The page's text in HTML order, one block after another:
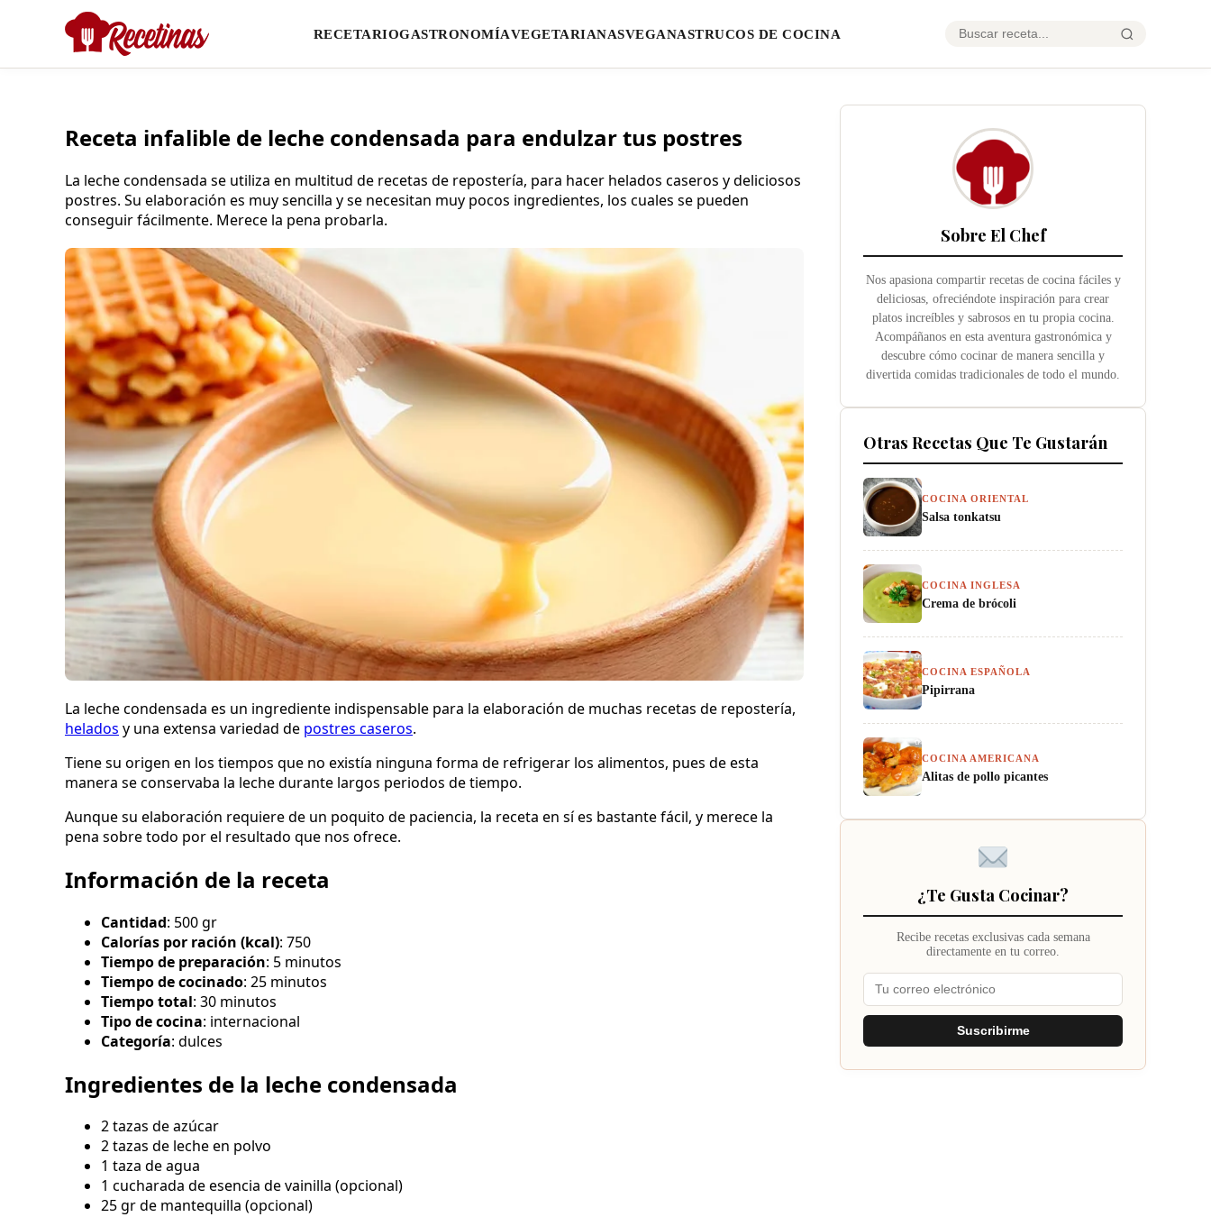
RECETARIOGASTRONOMÍAVEGETARIANASVEGANASTRUCOS DE COCINA
Receta infalible de leche condensada para endulzar tus postres
La leche condensada se utiliza en multitud de recetas de repostería, para hacer helados caseros y deliciosos
postres. Su elaboración es muy sencilla y se necesitan muy pocos ingredientes, los cuales se pueden
conseguir fácilmente. Merece la pena probarla.
La leche condensada es un ingrediente indispensable para la elaboración de muchas recetas de repostería,
helados y una extensa variedad de postres caseros.
Tiene su origen en los tiempos que no existía ninguna forma de refrigerar los alimentos, pues de esta
manera se conservaba la leche durante largos periodos de tiempo.
Aunque su elaboración requiere de un poquito de paciencia, la receta en sí es bastante fácil, y merece la
pena sobre todo por el resultado que nos ofrece.
Información de la receta
Cantidad: 500 gr
Calorías por ración (kcal): 750
Tiempo de preparación: 5 minutos
Tiempo de cocinado: 25 minutos
Tiempo total: 30 minutos
Tipo de cocina: internacional
Categoría: dulces
Ingredientes de la leche condensada
2 tazas de azúcar
2 tazas de leche en polvo
1 taza de agua
1 cucharada de esencia de vainilla (opcional)
25 gr de mantequilla (opcional)
Sobre El Chef
Nos apasiona compartir recetas de cocina fáciles y
deliciosas, ofreciéndote inspiración para crear
platos increíbles y sabrosos en tu propia cocina.
Acompáñanos en esta aventura gastronómica y
descubre cómo cocinar de manera sencilla y
divertida comidas tradicionales de todo el mundo.
Otras Recetas Que Te Gustarán
COCINA ORIENTAL
Salsa tonkatsu
COCINA INGLESA
Crema de brócoli
COCINA ESPAÑOLA
Pipirrana
COCINA AMERICANA
Alitas de pollo picantes
¿Te Gusta Cocinar?
Recibe recetas exclusivas cada semana
directamente en tu correo.
Suscribirme